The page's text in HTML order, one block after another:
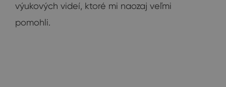
výukových videí, ktoré mi naozaj veľmi
pomohli.